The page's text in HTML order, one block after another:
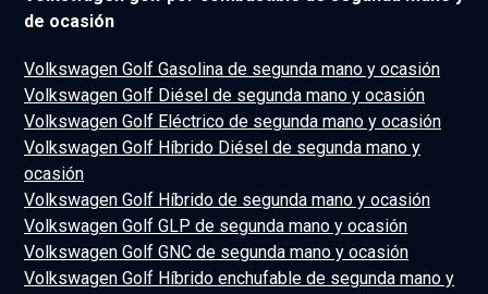
de ocasión
Volkswagen Golf Gasolina de segunda mano y ocasión
Volkswagen Golf Diésel de segunda mano y ocasión
Volkswagen Golf Eléctrico de segunda mano y ocasión
Volkswagen Golf Híbrido Diésel de segunda mano y
ocasión
Volkswagen Golf Híbrido de segunda mano y ocasión
Volkswagen Golf GLP de segunda mano y ocasión
Volkswagen Golf GNC de segunda mano y ocasión
Volkswagen Golf Híbrido enchufable de segunda mano y